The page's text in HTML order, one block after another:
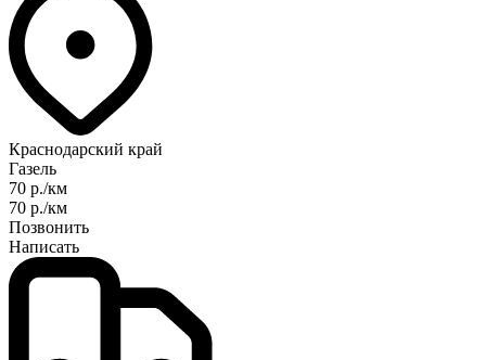
Краснодарский край
Газель
70 р./км
70 р./км
Позвонить
Написать